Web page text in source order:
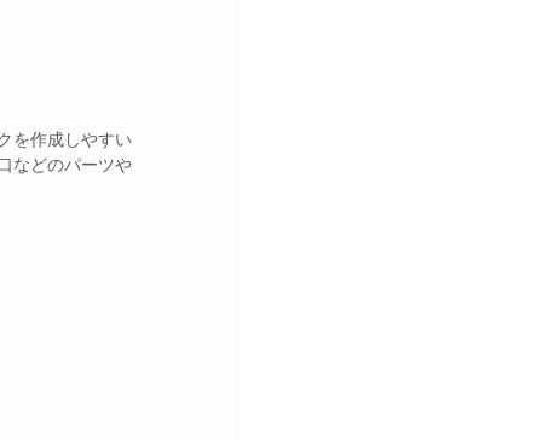
を作成しやすい
などのパーツや